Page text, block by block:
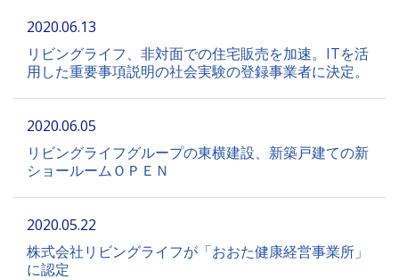
2020.06.13
リビングライフ、非対面での住宅販売を加速。ITを活
用した重要事項説明の社会実験の登録事業者に決定。
2020.06.05
リビングライフグループの東横建設、新築戸建ての新
ショールームＯＰＥＮ
2020.05.22
株式会社リビングライフが「おおた健康経営事業所」
に認定